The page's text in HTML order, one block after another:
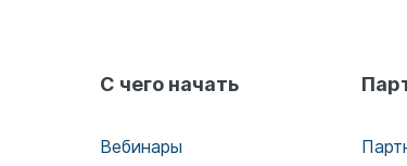
С чего начать
Вебинары